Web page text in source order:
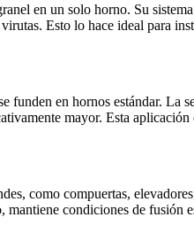
en un solo horno. Su
Esto lo hace ideal para
funden en hornos estándar.
mayor. Esta
como compuertas,
condiciones de